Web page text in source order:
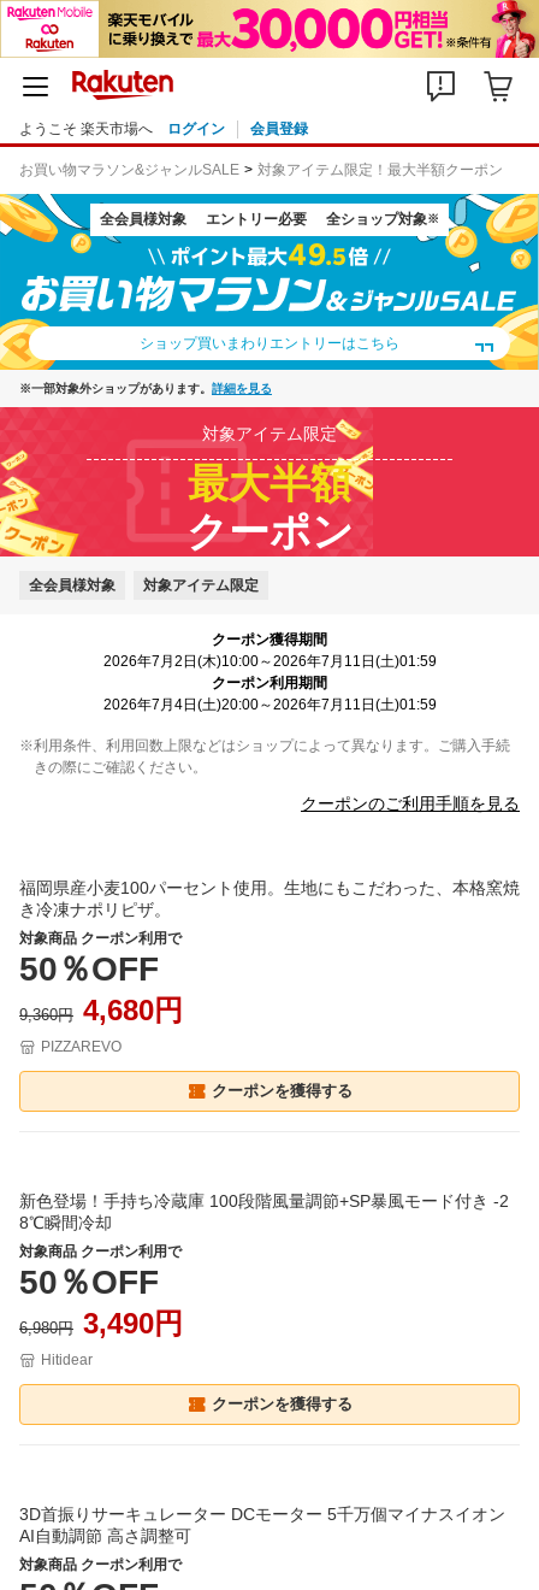
ようこそ 楽天市場へ ログイン 会員登録
お買い物マラソン&ジャンルSALE 対象アイテム限定！最大半額クーポン
全会員様対象 エントリー必要 全ショップ対象※
ショップ買いまわりエントリーはこちら
※一部対象外ショップがあります。 詳細を見る
対象アイテム限定
最大半額
クーポン
全会員様対象 対象アイテム限定
クーポン獲得期間
2026年7月2日(木)10:00～2026年7月11日(土)01:59
クーポン利用期間
2026年7月4日(土)20:00～2026年7月11日(土)01:59
※利用条件、利用回数上限などはショップによって異なります。ご購入手続
きの際にご確認ください。
クーポンのご利用手順を見る
福岡県産小麦100パーセント使用。生地にもこだわった、本格窯焼
き冷凍ナポリピザ。
対象商品 クーポン利用で
50％OFF
9,360円 4,680円
PIZZAREVO
クーポンを獲得する
新色登場！手持ち冷蔵庫 100段階風量調節+SP暴風モード付き -2
8℃瞬間冷却
対象商品 クーポン利用で
50％OFF
6,980円 3,490円
Hitidear
クーポンを獲得する
3D首振りサーキュレーター DCモーター 5千万個マイナスイオン
AI自動調節 高さ調整可
対象商品 クーポン利用で